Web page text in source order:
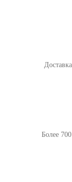
Более